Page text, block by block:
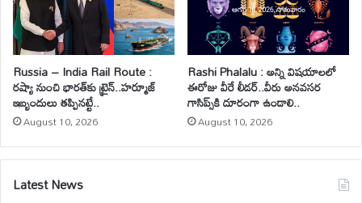
Russia – India Rail Route :
రష్యా నుంచి భారత్‌కు ట్రైన్..హర్మూజ్
ఇబ్బందులు తప్పినట్టే..
August 10, 2026
Rashi Phalalu : అన్ని విషయాలలో
ఈరోజు వీరే లీడర్‌..వీరు అనవసర
గాసిప్స్‌కి దూరంగా ఉండాలి..
August 10, 2026
Latest News